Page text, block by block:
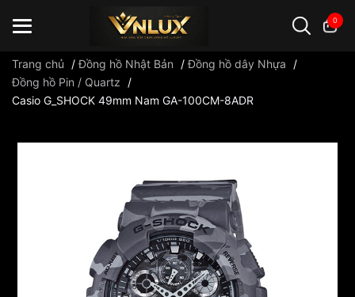
0
Đồng hồ casio đồng hồ G-Shock đồng hồ Orient ...
Trang chủ /Đồng hồ Nhật Bản /Đồng hồ dây Nhựa
/
Đồng hồ Pin / Quartz
/
Casio G_SHOCK 49mm Nam GA-100CM-8ADR